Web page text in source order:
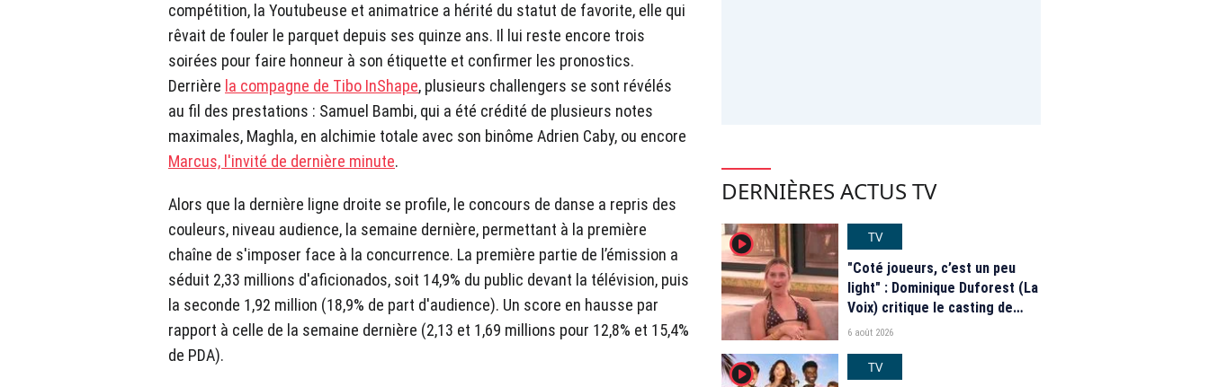
compétition, la Youtubeuse et animatrice a hérité du statut de favorite, elle qui
rêvait de fouler le parquet depuis ses quinze ans. Il lui reste encore trois
soirées pour faire honneur à son étiquette et confirmer les pronostics.
Derrière la compagne de Tibo InShape, plusieurs challengers se sont révélés
au fil des prestations : Samuel Bambi, qui a été crédité de plusieurs notes
maximales, Maghla, en alchimie totale avec son binôme Adrien Caby, ou encore
Marcus, l'invité de dernière minute.
Alors que la dernière ligne droite se profile, le concours de danse a repris des
couleurs, niveau audience, la semaine dernière, permettant à la première
chaîne de s'imposer face à la concurrence. La première partie de l’émission a
séduit 2,33 millions d'aficionados, soit 14,9% du public devant la télévision, puis
la seconde 1,92 million (18,9% de part d'audience). Un score en hausse par
rapport à celle de la semaine dernière (2,13 et 1,69 millions pour 12,8% et 15,4%
de PDA).
DERNIÈRES ACTUS TV
player2
TV
"Coté joueurs, c’est un peu
light" : Dominique Duforest (La
Voix) critique le casting de
"Secret Story" 2026
6 août 2026
player2 TV